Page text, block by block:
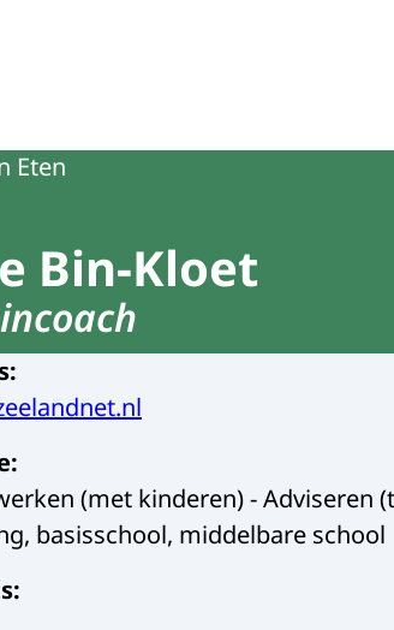
Eten
Bin-Kloet
:
:
(met kinderen) -
basisschool, middelbare school
: